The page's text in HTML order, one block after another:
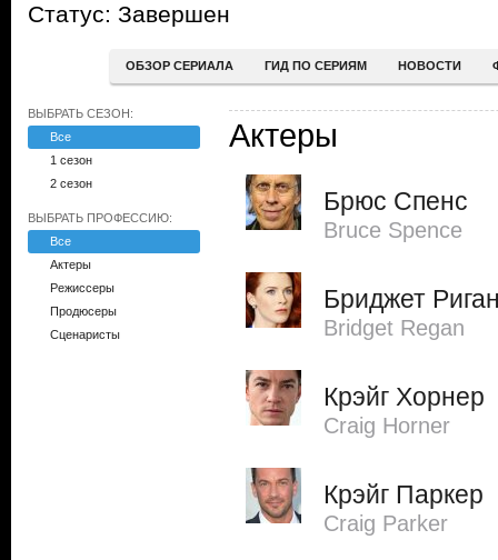
Статус: Завершен
ОБЗОР СЕРИАЛА ГИД ПО СЕРИЯМ НОВОСТИ
ВЫБРАТЬ СЕЗОН:
Все
1 сезон
2 сезон
ВЫБРАТЬ ПРОФЕССИЮ:
Все
Актеры
Режиссеры
Продюсеры
Сценаристы
Актеры
Брюс Спенс
Bruce Spence
Бриджет
Bridget Regan
Крэйг Хорнер
Craig Horner
Крэйг Паркер
Craig Parker